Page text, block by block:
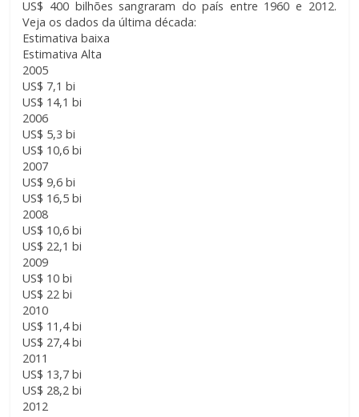
US$ 400 bilhões sangraram do país entre 1960 e 2012.
Veja os dados da última década:
Estimativa baixa
Estimativa Alta
2005
US$ 7,1 bi
US$ 14,1 bi
2006
US$ 5,3 bi
US$ 10,6 bi
2007
US$ 9,6 bi
US$ 16,5 bi
2008
US$ 10,6 bi
US$ 22,1 bi
2009
US$ 10 bi
US$ 22 bi
2010
US$ 11,4 bi
US$ 27,4 bi
2011
US$ 13,7 bi
US$ 28,2 bi
2012